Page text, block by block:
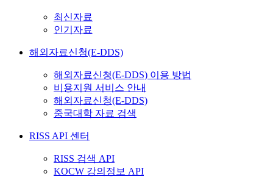
최신자료
인기자료
해외자료신청(E-DDS)
해외자료신청(E-DDS) 이용 방법
비용지원 서비스 안내
해외자료신청(E-DDS)
중국대학 자료 검색
RISS API 센터
RISS 검색 API
KOCW 강의정보 API